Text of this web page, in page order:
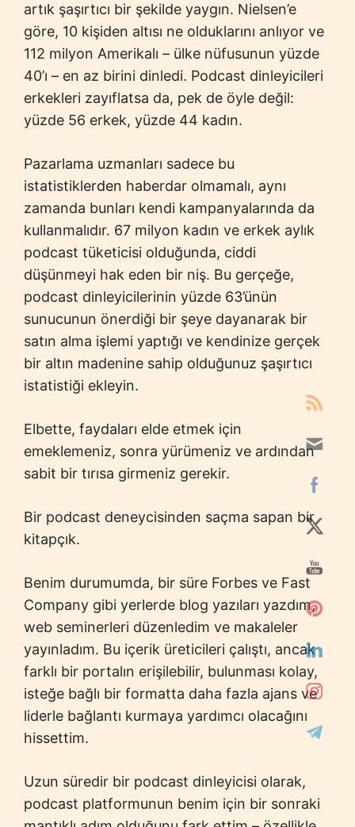
artık şaşırtıcı bir şekilde yaygın. Nielsen’e
göre, 10 kişiden altısı ne olduklarını anlıyor ve
112 milyon Amerikalı – ülke nüfusunun yüzde
40’ı – en az birini dinledi. Podcast dinleyicileri
erkekleri zayıflatsa da, pek de öyle değil:
yüzde 56 erkek, yüzde 44 kadın.
Pazarlama uzmanları sadece bu
istatistiklerden haberdar olmamalı, aynı
zamanda bunları kendi kampanyalarında da
kullanmalıdır. 67 milyon kadın ve erkek aylık
podcast tüketicisi olduğunda, ciddi
düşünmeyi hak eden bir niş. Bu gerçeğe,
podcast dinleyicilerinin yüzde 63’ünün
sunucunun önerdiği bir şeye dayanarak bir
satın alma işlemi yaptığı ve kendinize gerçek
bir altın madenine sahip olduğunuz şaşırtıcı
istatistiği ekleyin.
Elbette, faydaları elde etmek için
emeklemeniz, sonra yürümeniz ve ardından
sabit bir tırısa girmeniz gerekir.
Bir podcast deneycisinden saçma sapan bir
kitapçık.
Benim durumumda, bir süre Forbes ve Fast
Company gibi yerlerde blog yazıları yazdım,
web seminerleri düzenledim ve makaleler
yayınladım. Bu içerik üreticileri çalıştı, ancak
farklı bir portalın erişilebilir, bulunması kolay,
isteğe bağlı bir formatta daha fazla ajans ve
liderle bağlantı kurmaya yardımcı olacağını
hissettim.
Uzun süredir bir podcast dinleyicisi olarak,
podcast platformunun benim için bir sonraki